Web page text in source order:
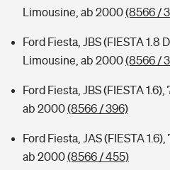
Limousine, ab 2000(8566 /
Ford Fiesta, JBS (FIESTA 1.8
Limousine, ab 2000(8566 /
Ford Fiesta, JBS (FIESTA
ab 2000(8566 / 396)
Ford Fiesta, JAS (FIESTA
ab 2000(8566 / 455)